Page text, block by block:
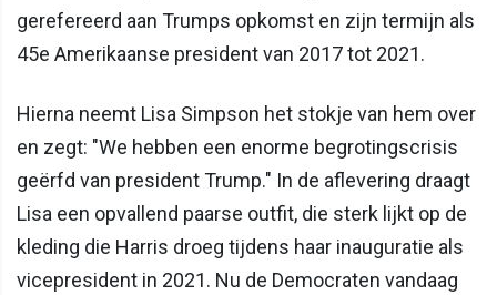
gerefereerd aan Trumps opkomst en zijn termijn als
45e Amerikaanse president van 2017 tot 2021.
Hierna neemt Lisa Simpson het stokje van hem over
en zegt: "We hebben een enorme begrotingscrisis
geërfd van president Trump." In de aflevering draagt
Lisa een opvallend paarse outfit, die sterk lijkt op de
kleding die Harris droeg tijdens haar inauguratie als
vicepresident in 2021. Nu de Democraten vandaag